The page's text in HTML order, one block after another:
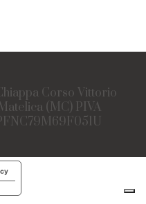
Corso Vittorio
(MC) PIVA